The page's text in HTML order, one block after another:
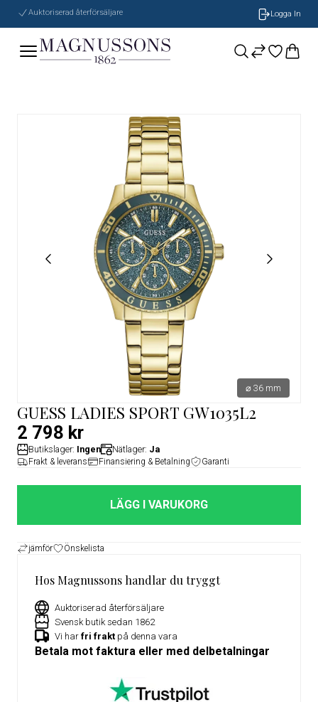
Auktoriserad återförsäljare Logga In
⌀ 36 mm
GUESS LADIES SPORT GW1035L2
2 798 kr
Butikslager: Ingen Nätlager: Ja
Frakt & leverans Finansiering & Betalning Garanti
LÄGG I VARUKORG
jämför Önskelista
Hos Magnussons handlar du tryggt
Auktoriserad återförsäljare
Svensk butik sedan 1862
Vi har fri frakt på denna vara
Betala mot faktura eller med delbetalningar